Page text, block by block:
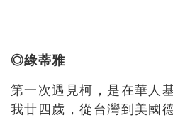
◎綠蒂雅
第一次遇見柯，是在華人
我廿四歲，從台灣到美國